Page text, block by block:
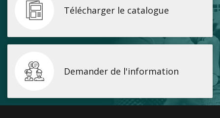
Télécharger le catalogue
Demander de l'information